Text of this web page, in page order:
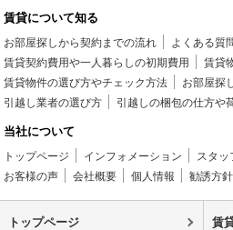
賃貸について知る
お部屋探しから契約までの流れ よくある質
賃貸契約費用や一人暮らしの初期費用
賃貸
賃貸物件の選び方やチェック方法
お部屋探
引越し業者の選び方
引越しの梱包の仕方や
当社について
トップページ インフォメーション スタッ
お客様の声
会社概要 個人情報 勧誘方針
トップページ 賃